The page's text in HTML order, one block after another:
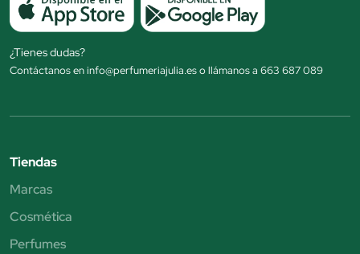
¿Tienes dudas?
Contáctanos en info@perfumeriajulia.es o llámanos a 663 687 089
Tiendas
Marcas
Cosmética
Perfumes